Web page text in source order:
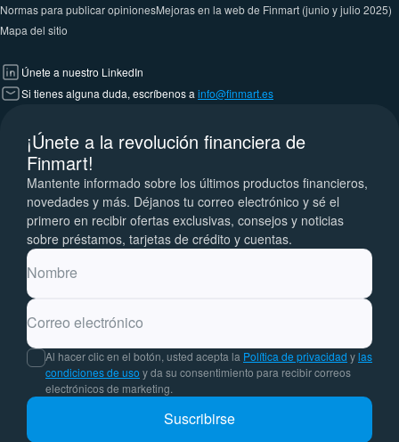
Normas para publicar opinionesMejoras en la web de Finmart (junio y julio 2025)
Mapa del sitio
Únete a nuestro LinkedIn
Si tienes alguna duda, escríbenos a info@finmart.es
¡Únete a la revolución financiera de
Finmart!
Mantente informado sobre los últimos productos financieros,
novedades y más. Déjanos tu correo electrónico y sé el
primero en recibir ofertas exclusivas, consejos y noticias
sobre préstamos, tarjetas de crédito y cuentas.
Nombre
Correo electrónico
Al hacer clic en el botón, usted acepta la Política de privacidad ylas
condiciones de uso y da su consentimiento para recibir correos
electrónicos de marketing.
Suscribirse